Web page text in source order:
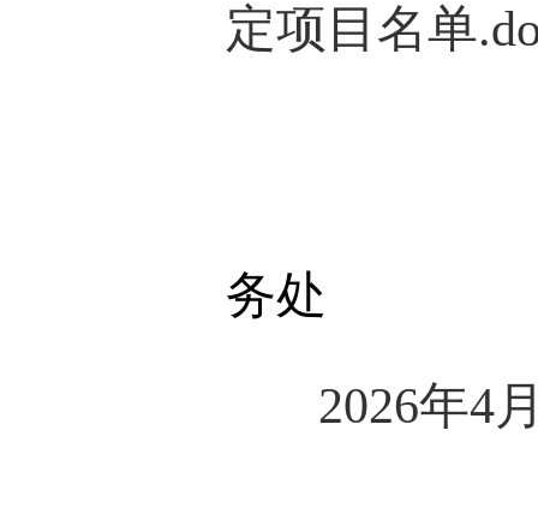
定项目名单
务处
2026年4